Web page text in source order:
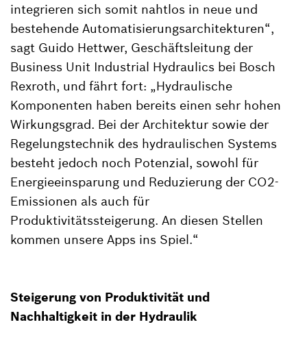
integrieren sich somit nahtlos in neue und
bestehende Automatisierungsarchitekturen“,
sagt Guido Hettwer, Geschäftsleitung der
Business Unit Industrial Hydraulics bei Bosch
Rexroth, und fährt fort: „Hydraulische
Komponenten haben bereits einen sehr hohen
Wirkungsgrad. Bei der Architektur sowie der
Regelungstechnik des hydraulischen Systems
besteht jedoch noch Potenzial, sowohl für
Energieeinsparung und Reduzierung der CO2-
Emissionen als auch für
Produktivitätssteigerung. An diesen Stellen
kommen unsere Apps ins Spiel.“
Steigerung von Produktivität und
Nachhaltigkeit in der Hydraulik